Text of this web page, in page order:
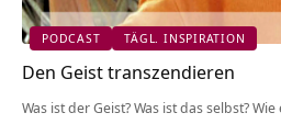
PODCAST TÄGL. INSPIRATION
Den Geist transzendieren
Was ist der Geist? Was ist das selbst?